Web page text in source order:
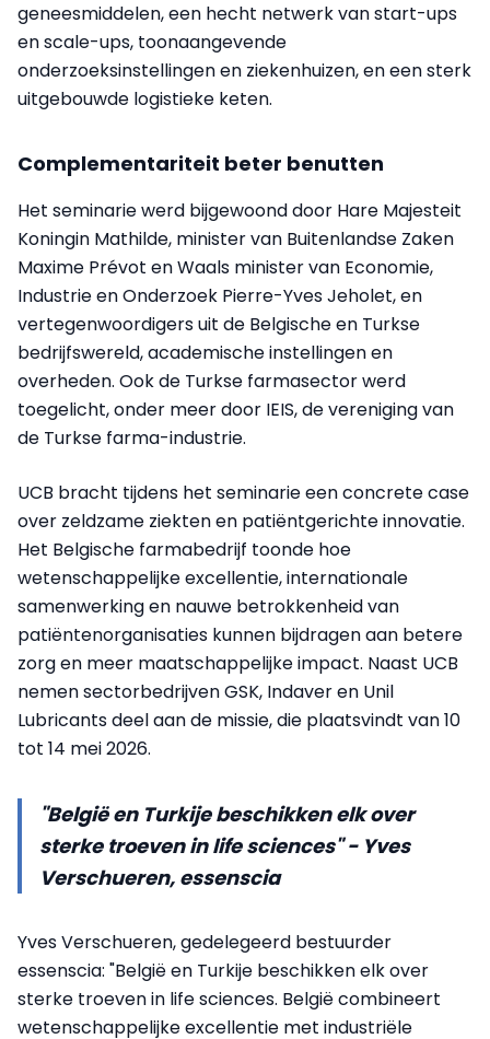
geneesmiddelen, een hecht netwerk van start-ups
en scale-ups, toonaangevende
onderzoeksinstellingen en ziekenhuizen, en een sterk
uitgebouwde logistieke keten.
Complementariteit beter benutten
Het seminarie werd bijgewoond door Hare Majesteit
Koningin Mathilde, minister van Buitenlandse Zaken
Maxime Prévot en Waals minister van Economie,
Industrie en Onderzoek Pierre-Yves Jeholet, en
vertegenwoordigers uit de Belgische en Turkse
bedrijfswereld, academische instellingen en
overheden. Ook de Turkse farmasector werd
toegelicht, onder meer door IEIS, de vereniging van
de Turkse farma-industrie.
UCB bracht tijdens het seminarie een concrete case
over zeldzame ziekten en patiëntgerichte innovatie.
Het Belgische farmabedrijf toonde hoe
wetenschappelijke excellentie, internationale
samenwerking en nauwe betrokkenheid van
patiëntenorganisaties kunnen bijdragen aan betere
zorg en meer maatschappelijke impact. Naast UCB
nemen sectorbedrijven GSK, Indaver en Unil
Lubricants deel aan de missie, die plaatsvindt van 10
tot 14 mei 2026.
"België en Turkije beschikken elk over
sterke troeven in life sciences" - Yves
Verschueren, essenscia
Yves Verschueren, gedelegeerd bestuurder
essenscia: "België en Turkije beschikken elk over
sterke troeven in life sciences. België combineert
wetenschappelijke excellentie met industriële